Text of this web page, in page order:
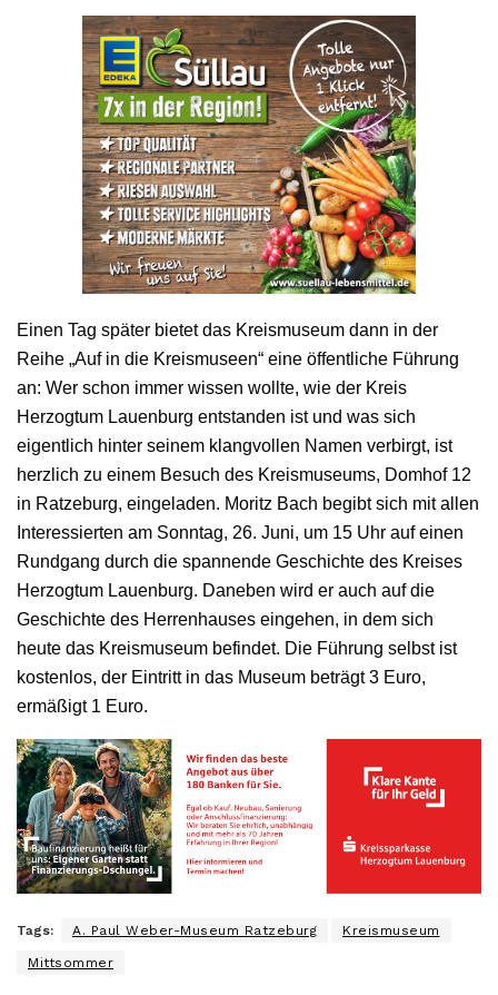
Einen Tag später bietet das Kreismuseum dann in der
Reihe „Auf in die Kreismuseen“ eine öffentliche Führung
an: Wer schon immer wissen wollte, wie der Kreis
Herzogtum Lauenburg entstanden ist und was sich
eigentlich hinter seinem klangvollen Namen verbirgt, ist
herzlich zu einem Besuch des Kreismuseums, Domhof 12
in Ratzeburg, eingeladen. Moritz Bach begibt sich mit allen
Interessierten am Sonntag, 26. Juni, um 15 Uhr auf einen
Rundgang durch die spannende Geschichte des Kreises
Herzogtum Lauenburg. Daneben wird er auch auf die
Geschichte des Herrenhauses eingehen, in dem sich
heute das Kreismuseum befindet. Die Führung selbst ist
kostenlos, der Eintritt in das Museum beträgt 3 Euro,
ermäßigt 1 Euro.
Tags: A. Paul Weber-Museum Ratzeburg Kreismuseum
Mittsommer